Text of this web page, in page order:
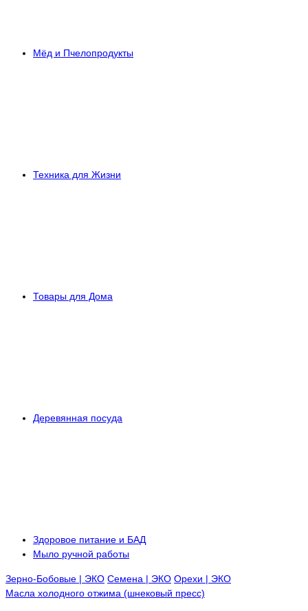
Мёд и Пчелопродукты
Техника для Жизни
Товары для Дома
Деревянная посуда
Здоровое питание и БАД
Мыло ручной работы
Зерно-Бобовые | ЭКО Семена | ЭКО Орехи | ЭКО
Масла холодного отжима (шнековый пресс)